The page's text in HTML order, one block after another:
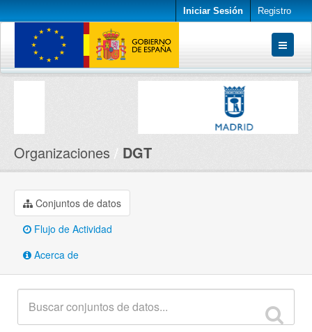
Iniciar Sesión Registro
Conjuntos de datos
Organizaciones DGT
Conjuntos de datos
Flujo de Actividad
Acerca de